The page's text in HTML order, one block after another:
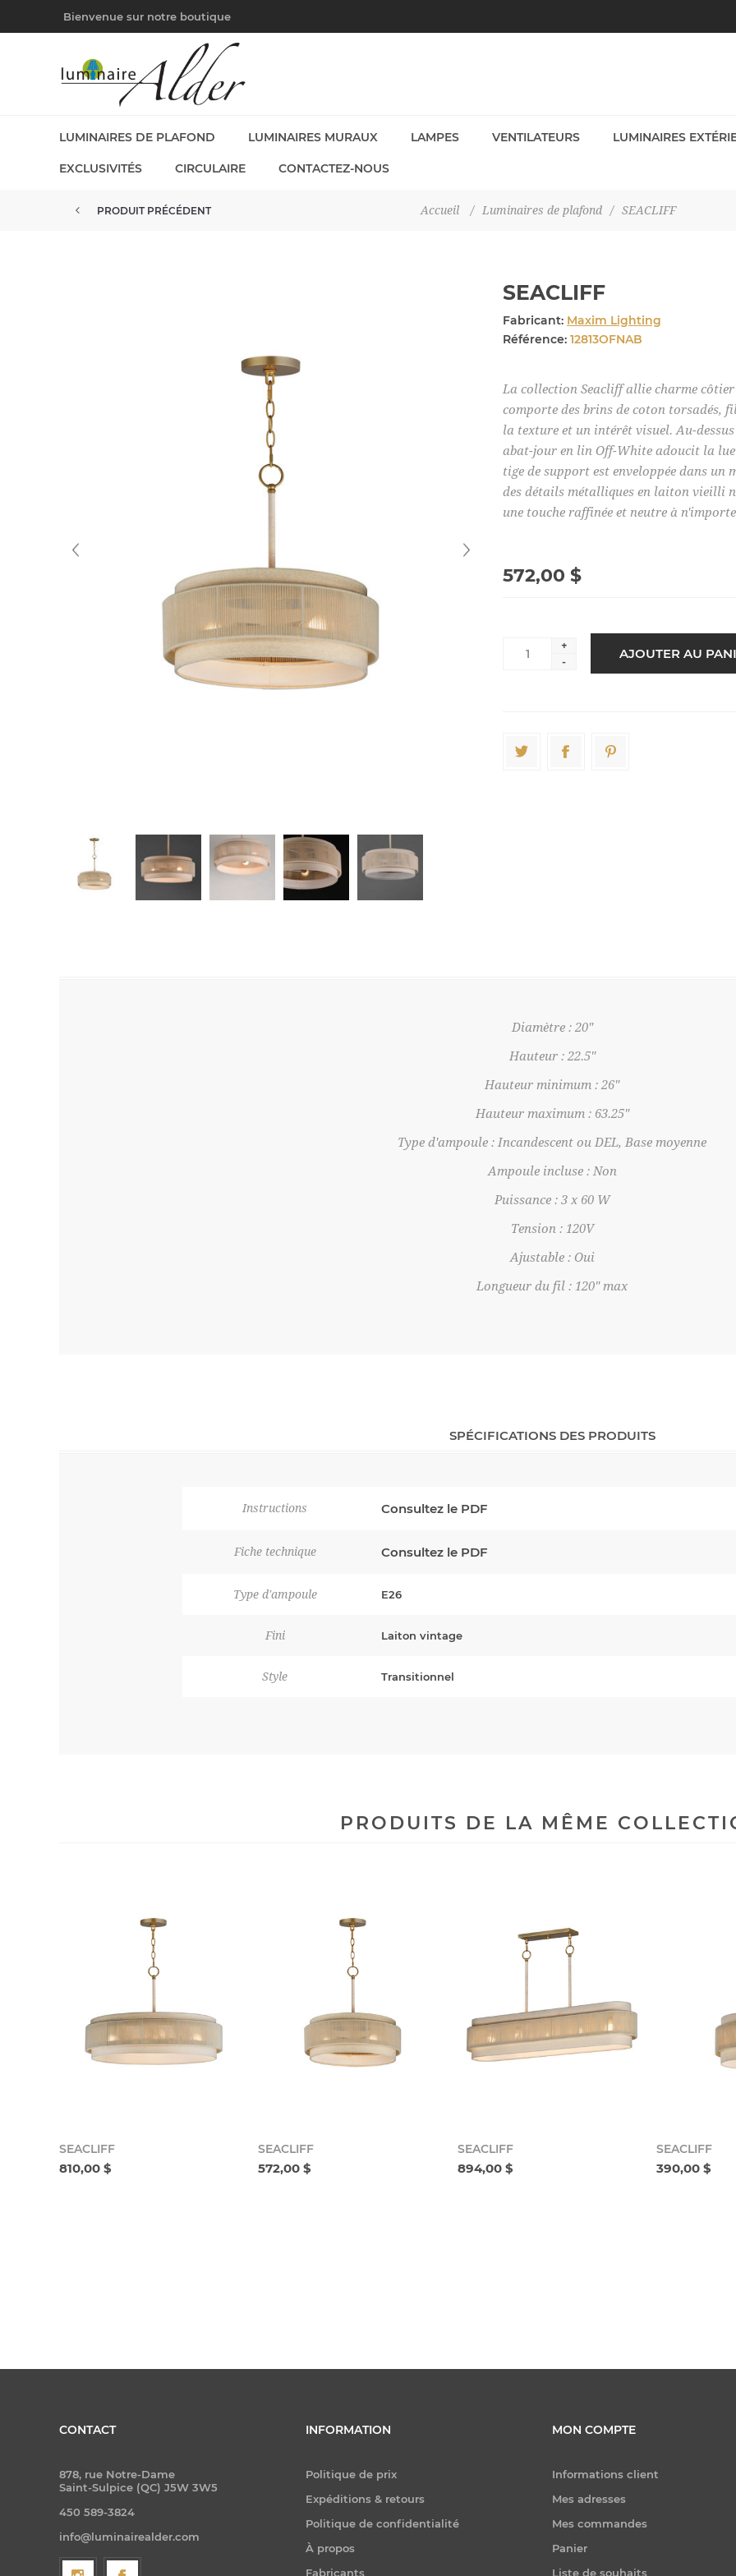
Bienvenue sur notre boutique
LUMINAIRES DE PLAFOND LUMINAIRES MURAUX LAMPES VENTILATEURS LUMINAIRES
EXCLUSIVITÉS CIRCULAIRE CONTACTEZ-NOUS
Accueil / Luminaires de plafond / SEACLIFF
PRODUIT PRÉCÉDENT
SEACLIFF
Fabricant: Maxim Lighting
Référence: 12813OFNAB
La collection Seacliff allie charme
comporte des brins de coton torsadés,
la texture et un intérêt visuel. Au-
abat-jour en lin Off-White adoucit la
tige de support est enveloppée dans un
des détails métalliques en laiton vieilli
une touche raffinée et neutre à n'importe
572,00 $
+
-
Diamètre : 20"
Hauteur : 22.5"
Hauteur minimum : 26"
Hauteur maximum : 63.25"
Type d'ampoule : Incandescent ou DEL, Base moyenne
Ampoule incluse : Non
Puissance : 3 x 60 W
Tension : 120V
Ajustable : Oui
Longueur du fil : 120" max
SPÉCIFICATIONS DES PRODUITS
Instructions Consultez le PDF
Fiche technique Consultez le PDF
Type d'ampoule E26
Fini Laiton vintage
Style Transitionnel
PRODUITS DE LA MÊME
SEACLIFF
810,00 $
SEACLIFF
572,00 $
SEACLIFF
894,00 $
SEACLIFF
390,00 $
CONTACT
878, rue Notre-Dame
Saint-Sulpice (QC) J5W 3W5
450 589-3824
info@luminairealder.com
INFORMATION
Politique de prix
Expéditions & retours
Politique de confidentialité
À propos
Fabricants
MON COMPTE
Informations client
Mes adresses
Mes commandes
Panier
Liste de souhaits